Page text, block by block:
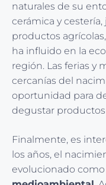
naturales de su
cerámica y
productos
ha influido en la
región. Las ferias y
cercanías del
oportunidad para
degustar
Finalmente, es
los años, el
evolucionado